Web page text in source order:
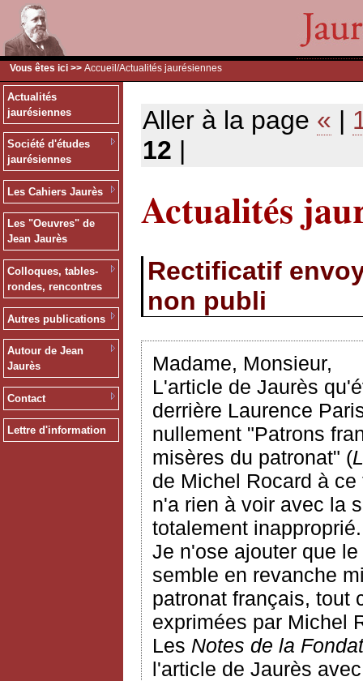
Vous êtes ici >> Accueil /Actualités jaurésiennes
Actualités
jaurésiennes
Société d'études
jaurésiennes
Les Cahiers Jaurès
Les "Oeuvres" de
Jean Jaurès
Colloques, tables-
rondes, rencontres
Autres publications
Autour de Jean
Jaurès
Contact
Lettre d'information
Aller à la page « |
12 |
Actualités
Rectificatif
non publi
Madame, Monsieur,
L'article de Jaurès
derrière Laurence
nullement "Patrons
misères du patronat" (
de Michel Rocard à
n'a rien à voir avec la
totalement inapproprié.
Je n'ose ajouter que
semble en revanche
patronat français, tout
exprimées par Michel
Les Notes de la
l'article de Jaurès